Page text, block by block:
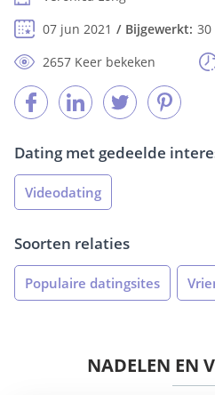
07 jun 2021
Bijgewerkt: 30
2657 Keer bekeken
Dating met gedeelde
Videodating
Soorten relaties
Populaire datingsites
NADELEN EN